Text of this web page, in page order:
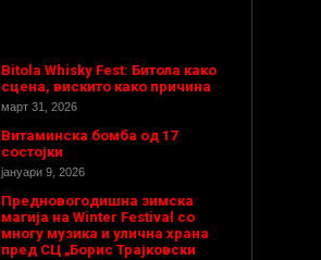
Bitola Whisky Fest: Битола како
сцена, вискито како причина
март 31, 2026
Витаминска бомба од 17
состојки
јануари 9, 2026
Предновогодишнa зимска
магија на Winter Festival со
многу музика и улична храна
пред СЦ „Борис Трајковски